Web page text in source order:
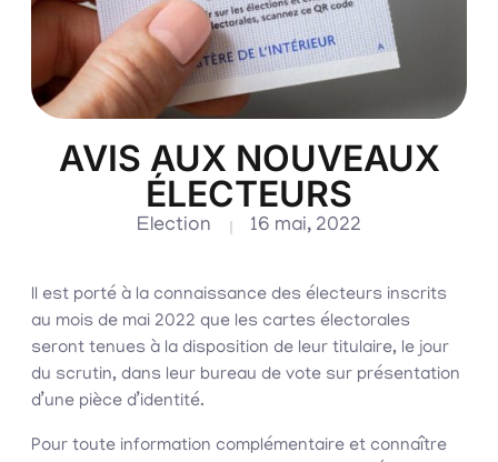
AVIS AUX NOUVEAUX
ÉLECTEURS
Election 16 mai, 2022
Il est porté à la connaissance des électeurs inscrits
au mois de mai 2022 que les cartes électorales
seront tenues à la disposition de leur titulaire, le jour
du scrutin, dans leur bureau de vote sur présentation
d’une pièce d’identité.
Pour toute information complémentaire et connaître